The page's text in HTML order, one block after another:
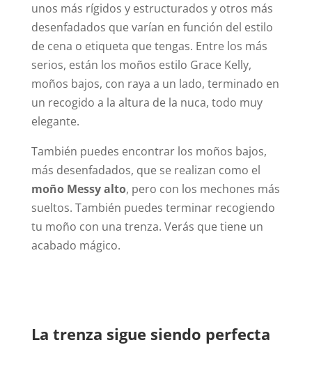
unos más rígidos y estructurados y otros más
desenfadados que varían en función del estilo
de cena o etiqueta que tengas. Entre los más
serios, están los moños estilo Grace Kelly,
moños bajos, con raya a un lado, terminado en
un recogido a la altura de la nuca, todo muy
elegante.
También puedes encontrar los moños bajos,
más desenfadados, que se realizan como el
moño Messy alto, pero con los mechones más
sueltos. También puedes terminar recogiendo
tu moño con una trenza. Verás que tiene un
acabado mágico.
La trenza sigue siendo perfecta